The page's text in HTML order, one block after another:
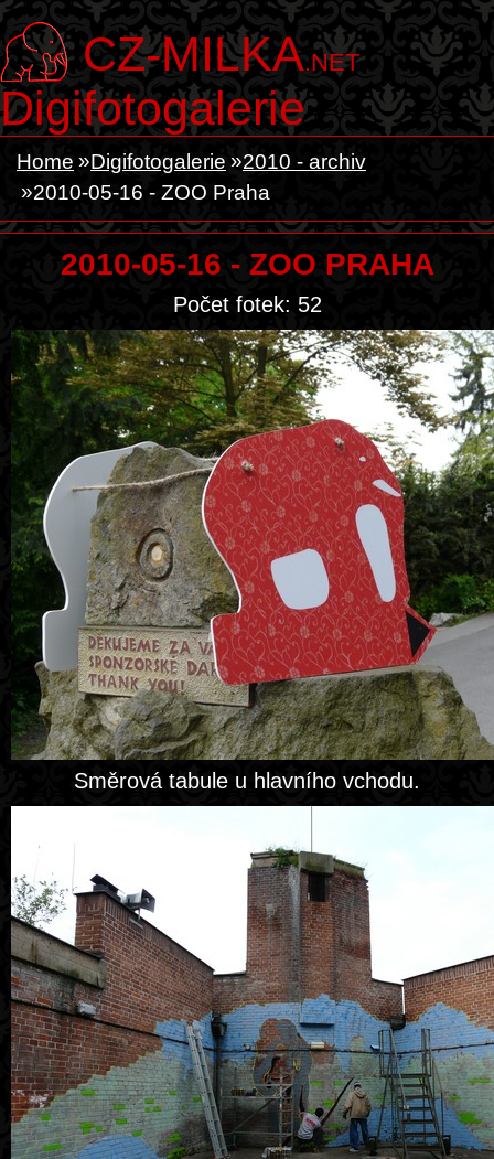
CZ-MILKA.NET
Digifotogalerie
Home Digifotogalerie
2010 - archiv
2010-05-16 - ZOO Praha
2010-05-16 - ZOO PRAHA
Počet fotek: 52
Směrová tabule u hlavního vchodu.